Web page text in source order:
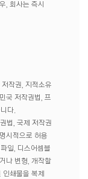
, 회사는 즉시
작권, 지적소유
국 저작권법, 프
다.
법, 국제 저작권
시적으로 허용
일, 디스어셈블
나 변형, 개작할
쇄물을 복제